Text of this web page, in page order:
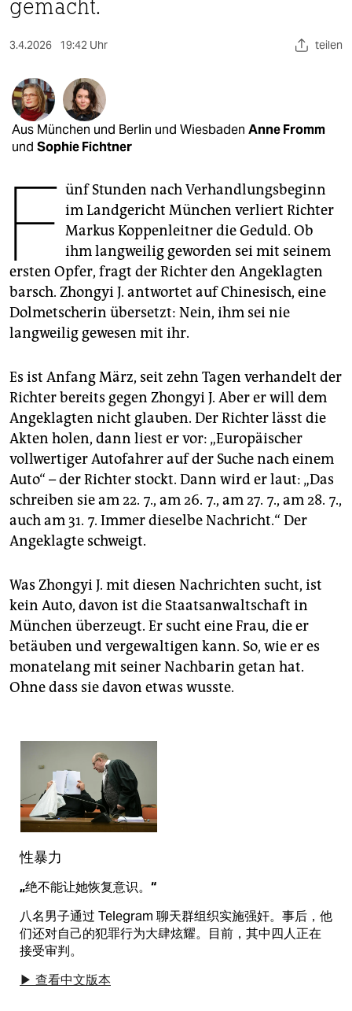
gemacht.
3.4.2026 19:42 Uhr teilen
Aus München und Berlin und Wiesbaden Anne Fromm
und Sophie Fichtner
F ünf Stunden nach Verhandlungsbeginn
im Landgericht München verliert Richter
Markus Koppenleitner die Geduld. Ob
ihm langweilig geworden sei mit seinem
ersten Opfer, fragt der Richter den Angeklagten
barsch. Zhongyi J. antwortet auf Chinesisch, eine
Dolmetscherin übersetzt: Nein, ihm sei nie
langweilig gewesen mit ihr.
Es ist Anfang März, seit zehn Tagen verhandelt der
Richter bereits gegen Zhongyi J. Aber er will dem
Angeklagten nicht glauben. Der Richter lässt die
Akten holen, dann liest er vor: „Europäischer
vollwertiger Autofahrer auf der Suche nach einem
Auto“ – der Richter stockt. Dann wird er laut: „Das
schreiben sie am 22. 7., am 26. 7., am 27. 7., am 28. 7.,
auch am 31. 7. Immer dieselbe Nachricht.“ Der
Angeklagte schweigt.
Was Zhongyi J. mit diesen Nachrichten sucht, ist
kein Auto, davon ist die Staatsanwaltschaft in
München überzeugt. Er sucht eine Frau, die er
betäuben und vergewaltigen kann. So, wie er es
monatelang mit seiner Nachbarin getan hat.
Ohne dass sie davon etwas wusste.
性暴力
„绝不能让她恢复意识。“
八名男子通过 Telegram 聊天群组织实施强奸。事后，他
们还对自己的犯罪行为大肆炫耀。目前，其中四人正在
接受审判。
▶ 查看中文版本